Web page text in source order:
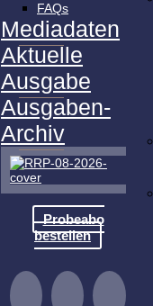
FAQs
Mediadaten
Aktuelle
Ausgabe
Ausgaben-
Archiv
Probeabo
bestellen